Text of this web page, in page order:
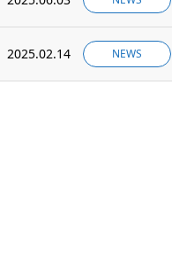
2025.02.14 NEWS